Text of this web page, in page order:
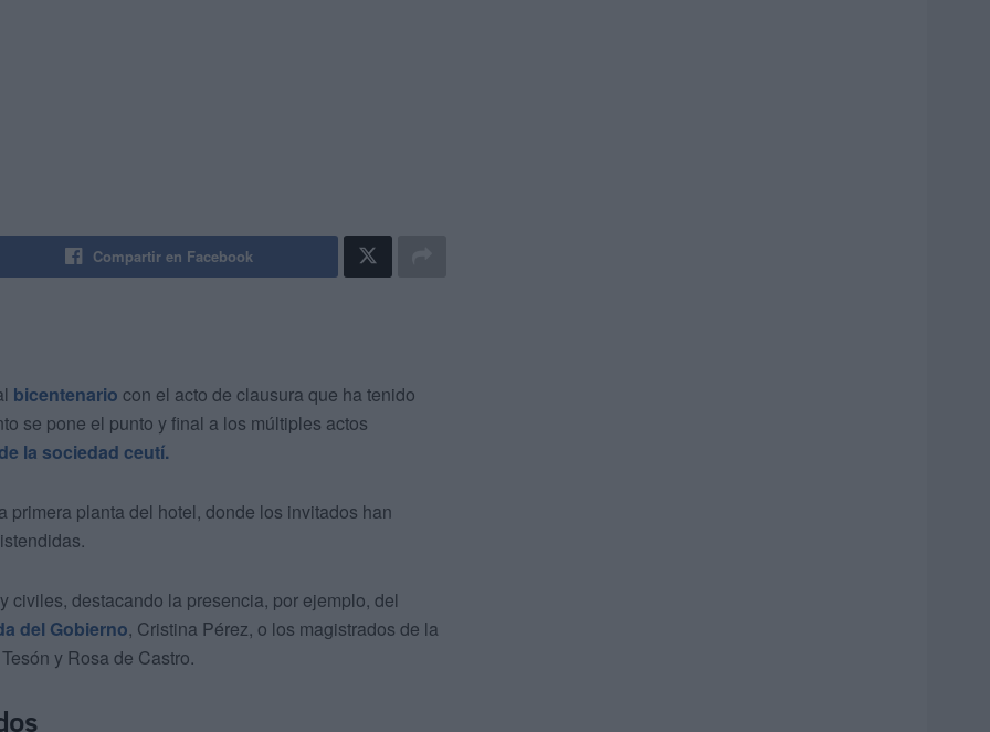
Compartir en Facebook
bicentenario con el acto de clausura que ha tenido
se pone el punto y final a los múltiples actos
la sociedad ceutí.
planta del hotel, donde los invitados han
civiles, destacando la presencia, por ejemplo, del
del Gobierno, Cristina Pérez, o los magistrados de la
y Rosa de Castro.